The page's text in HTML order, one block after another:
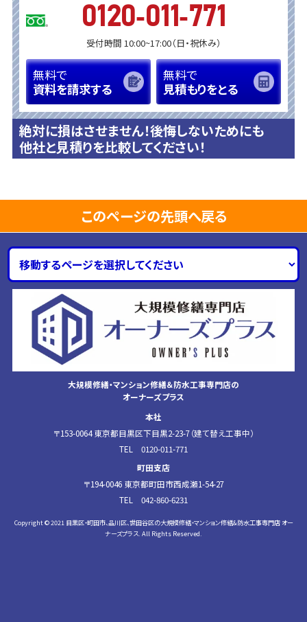
0120-011-771
受付時間 10:00~17:00（日・祝休み）
無料で
資料を請求する
無料で
見積もりをとる
絶対に損はさせません！後悔しないためにも
他社と見積りを比較してください！
このページの先頭へ戻る
大規模修繕・マンション修繕＆防水工事専門店の
オーナーズプラス
本社
〒153-0064 東京都目黒区下目黒2-23-7（建て替え工事中）
TEL 0120-011-771
町田支店
〒194-0046 東京都町田市西成瀬1-54-27
TEL 042-860-6231
Copyright © 2021 目黒区・町田市、品川区、世田谷区の大規模修繕・マンション修繕&防水工事専門店 オー
ナーズプラス. All Rights Reserved.